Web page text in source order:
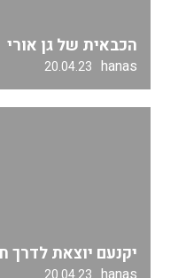
הכבאית של גן אורי
hanas
20.04.23
יקנעם יוצאת לדרך